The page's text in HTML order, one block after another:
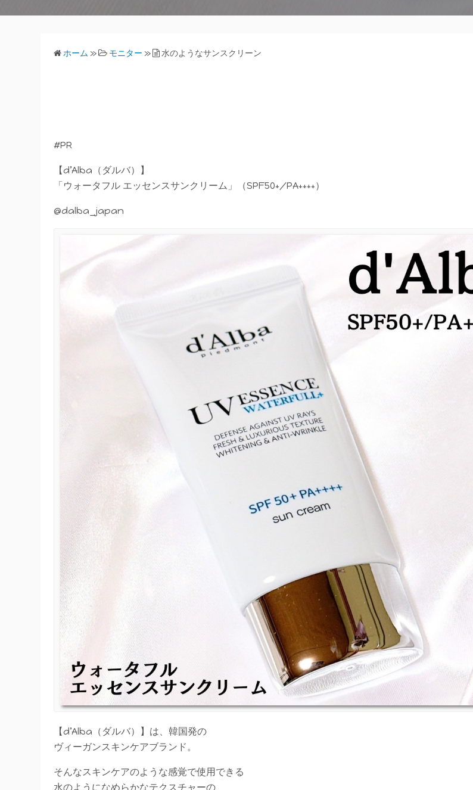
ホーム » モニター » 水のようなサンスクリーン
#PR
【d’Alba（ダルバ）】
「ウォータフル エッセンスサンクリーム」（SPF50+/PA++++）
@dalba_japan
【d’Alba（ダルバ）】は、韓国発の
ヴィーガンスキンケアブランド。
そんなスキンケアのような感覚で使用できる
水のようになめらかなテクスチャーの